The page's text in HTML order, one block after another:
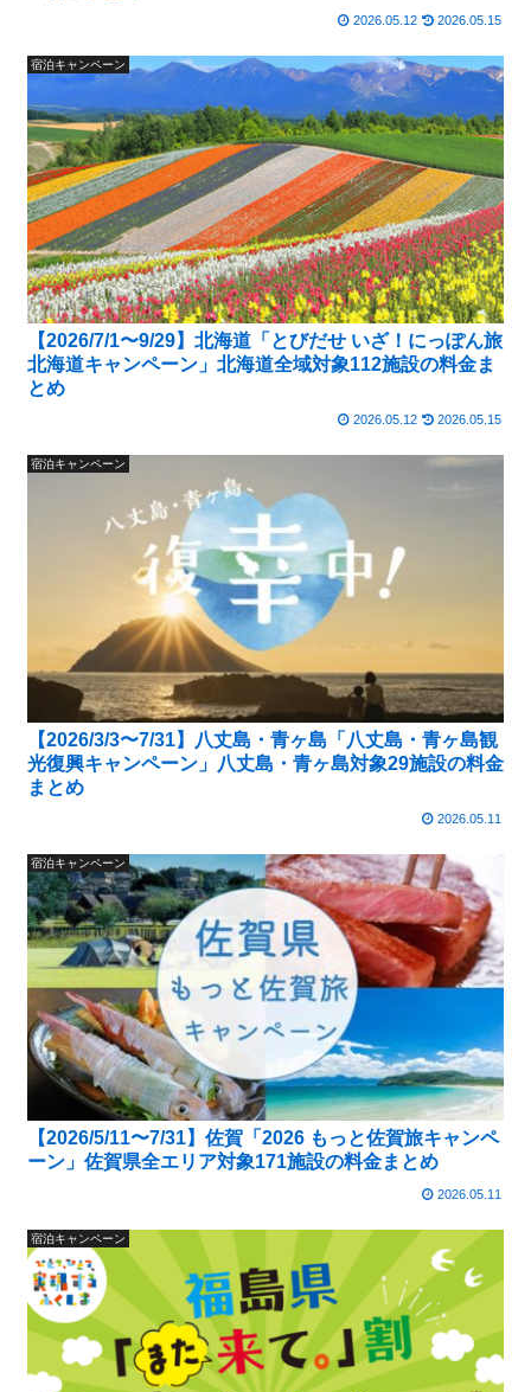
2026.05.12 2026.05.15
宿泊キャンペーン
【2026/7/1〜9/29】北海道「とびだせ いざ！にっぽん旅
北海道キャンペーン」北海道全域対象112施設の料金ま
とめ
2026.05.12 2026.05.15
宿泊キャンペーン
【2026/3/3〜7/31】八丈島・青ヶ島「八丈島・青ヶ島観
光復興キャンペーン」八丈島・青ヶ島対象29施設の料金
まとめ
2026.05.11
宿泊キャンペーン
【2026/5/11〜7/31】佐賀「2026 もっと佐賀旅キャンペ
ーン」佐賀県全エリア対象171施設の料金まとめ
2026.05.11
宿泊キャンペーン